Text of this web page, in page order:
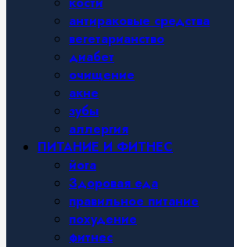
антираковые средства
вегетарианство
диабет
очищение
акне
зубы
аллергия
ПИТАНИЕ И ФИТНЕС
йога
Здоровая еда
правильное питание
похудение
фитнес